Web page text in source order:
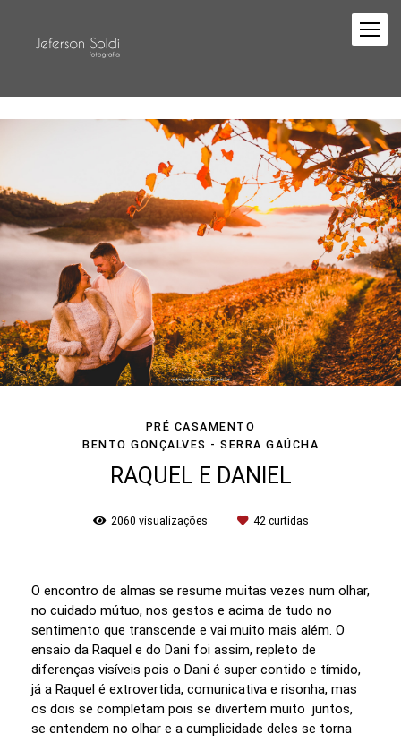
PRÉ CASAMENTO
BENTO GONÇALVES - SERRA GAÚCHA
RAQUEL E DANIEL
2060 visualizações 42 curtidas
O encontro de almas se resume muitas vezes num olhar,
no cuidado mútuo, nos gestos e acima de tudo no
sentimento que transcende e vai muito mais além. O
ensaio da Raquel e do Dani foi assim, repleto de
diferenças visíveis pois o Dani é super contido e tímido,
já a Raquel é extrovertida, comunicativa e risonha, mas
os dois se completam pois se divertem muito juntos,
se entendem no olhar e a cumplicidade deles se torna